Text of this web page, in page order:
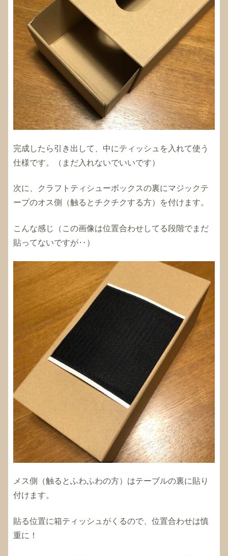
完成したら引き出して、中にティッシュを入れて使う
仕様です。（まだ入れないでいいです）
次に、クラフトティシューボックスの裏にマジックテ
ープのオス側（触るとチクチクする方）を付けます。
こんな感じ（この画像は位置合わせしてる段階でまだ
貼ってないですが‥）
メス側（触るとふわふわの方）はテーブルの裏に貼り
付けます。
貼る位置に箱ティッシュがくるので、位置合わせは慎
重に！